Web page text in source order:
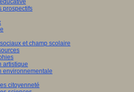
prospectifs
et champ scolaire
artistique
environnementale
citoyenneté